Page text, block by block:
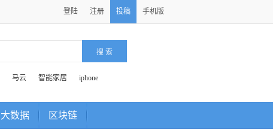
登陆 注册 投稿 手机版
马云 智能家居 iphone
大数据 区块链